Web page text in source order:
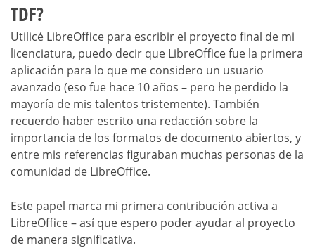
TDF?
Utilicé LibreOffice para escribir el proyecto final de mi
licenciatura, puedo decir que LibreOffice fue la primera
aplicación para lo que me considero un usuario
avanzado (eso fue hace 10 años – pero he perdido la
mayoría de mis talentos tristemente). También
recuerdo haber escrito una redacción sobre la
importancia de los formatos de documento abiertos, y
entre mis referencias figuraban muchas personas de la
comunidad de LibreOffice.
Este papel marca mi primera contribución activa a
LibreOffice – así que espero poder ayudar al proyecto
de manera significativa.